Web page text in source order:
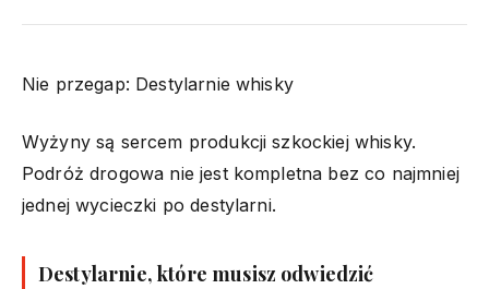
Nie przegap: Destylarnie whisky
Wyżyny są sercem produkcji szkockiej whisky.
Podróż drogowa nie jest kompletna bez co najmniej
jednej wycieczki po destylarni.
Destylarnie, które musisz odwiedzić